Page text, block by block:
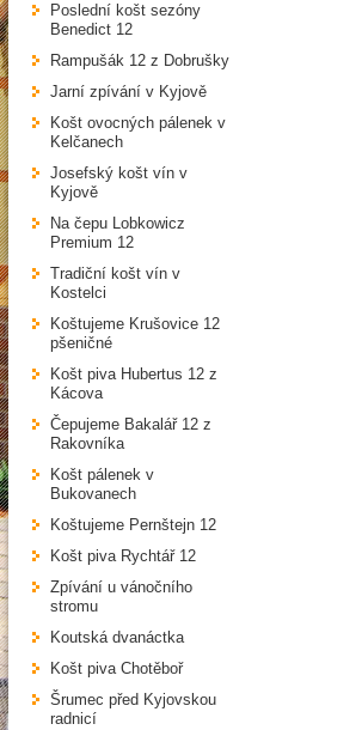
Poslední košt sezóny
Benedict 12
Rampušák 12 z Dobrušky
Jarní zpívání v Kyjově
Košt ovocných pálenek v
Kelčanech
Josefský košt vín v
Kyjově
Na čepu Lobkowicz
Premium 12
Tradiční košt vín v
Kostelci
Koštujeme Krušovice 12
pšeničné
Košt piva Hubertus 12 z
Kácova
Čepujeme Bakalář 12 z
Rakovníka
Košt pálenek v
Bukovanech
Koštujeme Pernštejn 12
Košt piva Rychtář 12
Zpívání u vánočního
stromu
Koutská dvanáctka
Košt piva Chotěboř
Šrumec před Kyjovskou
radnicí